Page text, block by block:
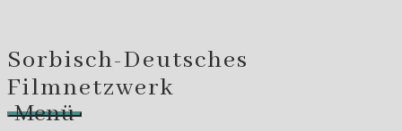
Sorbisch-Deutsches
Filmnetzwerk
Menü